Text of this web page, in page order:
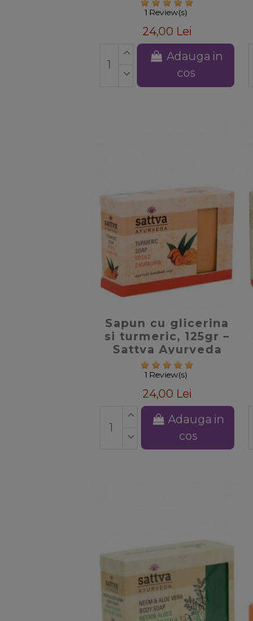
1 Review(s)
24,00 Lei
Adauga in
cos
Sapun cu glicerina
si turmeric, 125gr –
Sattva Ayurveda
1 Review(s)
24,00 Lei
Adauga in
cos